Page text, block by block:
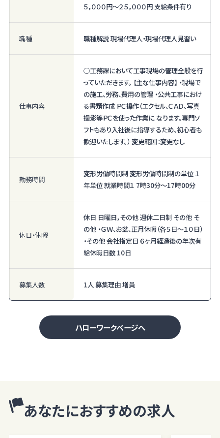
５，０００円～２５，０００円 支給条件有り
職種 職種解説 現場代理人・現場代理人見習い
仕事内容
○工務課において工事現場の管理全般を行
っていただきます。 【主な仕事内容】 ・現場で
の施工、労務、費用の管理 ・公共工事におけ
る書類作成 ＰＣ操作（エクセル、ＣＡＤ、写真
撮影等ＰＣを使った作業に なります。専門ソ
フトもあり入社後に指導するため、初心者も
歓迎いたします。） 変更範囲：変更なし
勤務時間
変形労働時間制 変形労働時間制の単位 １
年単位 就業時間１ 7時30分〜17時00分
休日・休暇
休日 日曜日，その他 週休二日制 その他 そ
の他 ・ＧＷ、お盆、正月休暇（各５日～１０日）
・その他 会社指定日 ６ヶ月経過後の年次有
給休暇日数 10日
募集人数 1人 募集理由 増員
ハローワークページへ
あなたにおすすめの求人